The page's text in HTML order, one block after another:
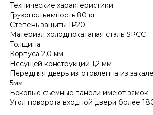
Технические характеристики:
Грузоподъемность 80 кг
Степень защиты IP20
Материал холоднокатаная сталь SPCC
Толщина:
Корпуса 2,0 мм
Несущей конструкции 1,2 мм
Передняя дверь изготовленна из
5мм
Боковые съёмные панели имеют замок
Угол поворота входной двери более